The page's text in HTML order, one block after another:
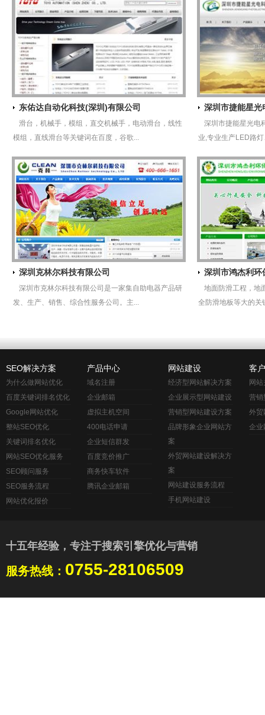
东佑达自动化科技(深圳)有限公司
滑台，机械手，模组，直交机械手，电动滑台，线性
模组，直线滑台等关键词在百度，谷歌...
深圳市捷能星光
深圳市捷能星光电
业,专业生产LED路
深圳克林尔科技有限公司
深圳市克林尔科技有限公司是一家集自助电器产品研
发、生产、销售、综合性服务公司。主...
深圳市鸿杰利环
地面防滑工程，地
全防滑地板等大的关
SEO解决方案
为什么做网站优化
百度关键词排名优化
Google网站优化
整站SEO优化
关键词排名优化
网站SEO优化服务
SEO顾问服务
SEO服务流程
网站优化报价
产品中心
域名注册
企业邮箱
虚拟主机空间
400电话申请
企业短信群发
百度竞价推广
商务快车软件
腾讯企业邮箱
网站建设
经济型网站解决方案
企业展示型网站建设
营销型网站建设方案
品牌形象企业网站方
案
外贸网站建设解决方
案
网站建设服务流程
手机网站建设
客
网
营销
外贸
企业
十五年经验，专注于搜索引擎优化与营销
服务热线： 0755-28106509